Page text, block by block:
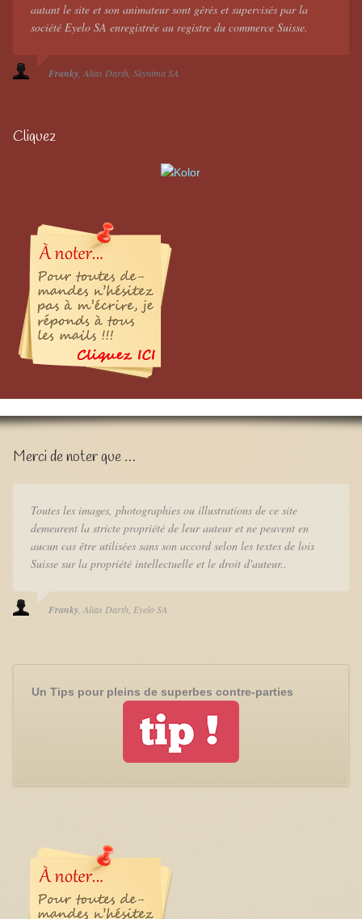
autant le site et son animateur sont gérés et supervisés par la
société Eyelo SA enregistrée au registre du commerce Suisse.
Franky Alias Darth Skynima SA
Cliquez
Merci de noter que …
Toutes les images, photographies ou illustrations de ce site
demeurent la stricte propriété de leur auteur et ne peuvent en
aucun cas être utilisées sans son accord selon les textes de lois
Suisse sur la propriété intellectuelle et le droit d'auteur..
Franky Alias Darth Eyelo SA
Un Tips pour pleins de superbes contre-parties